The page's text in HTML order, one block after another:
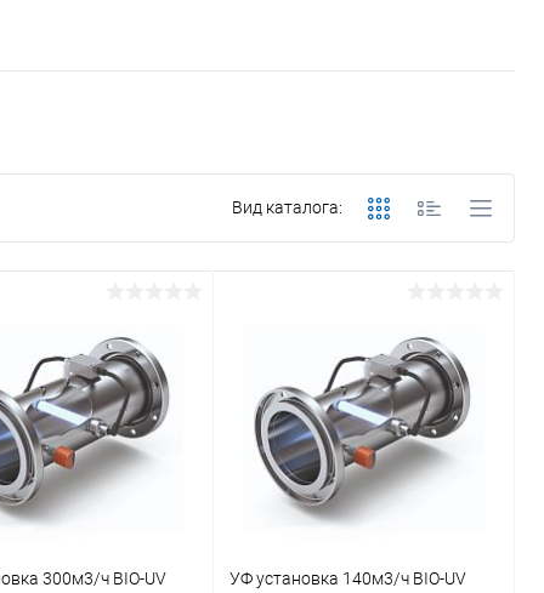
Вид каталога:
300м3/ч BIO-UV
УФ установка 140м3/ч BIO-UV